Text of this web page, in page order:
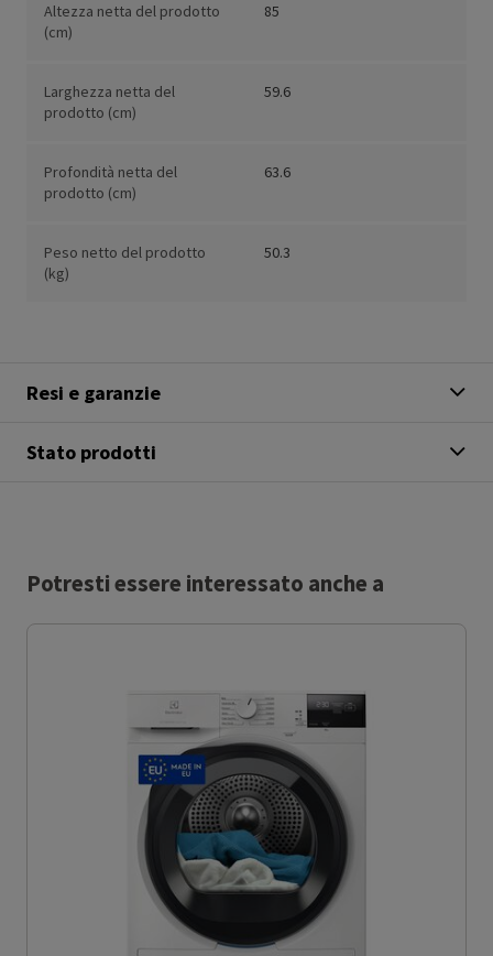
Altezza netta del prodotto
(cm)
85
Larghezza netta del
prodotto (cm)
59.6
Profondità netta del
prodotto (cm)
63.6
Peso netto del prodotto
(kg)
50.3
Resi e garanzie
Stato prodotti
Potresti essere interessato anche a